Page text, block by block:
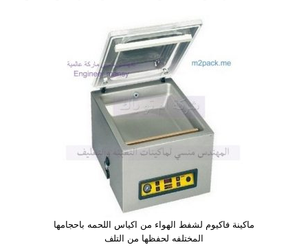
ماكينة فاكيوم لشفط الهواء من اكياس اللحمه باحجامها
المختلفه لحفظها من التلف